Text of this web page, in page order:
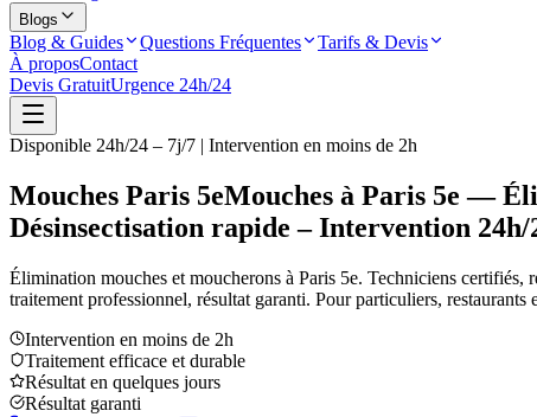
Blogs
Blog & Guides Questions Fréquentes
Tarifs & Devis
À proposContact
Devis GratuitUrgence 24h/24
Disponible 24h/24 – 7j/7 | Intervention en moins de 2h
Mouches Paris 5eMouches à Paris 5e —
Désinsectisation rapide – Intervention 24h/
Élimination mouches et moucherons à Paris 5e. Techniciens certifiés,
traitement professionnel, résultat garanti. Pour particuliers, restaurants
Intervention en moins de 2h
Traitement efficace et durable
Résultat en quelques jours
Résultat garanti